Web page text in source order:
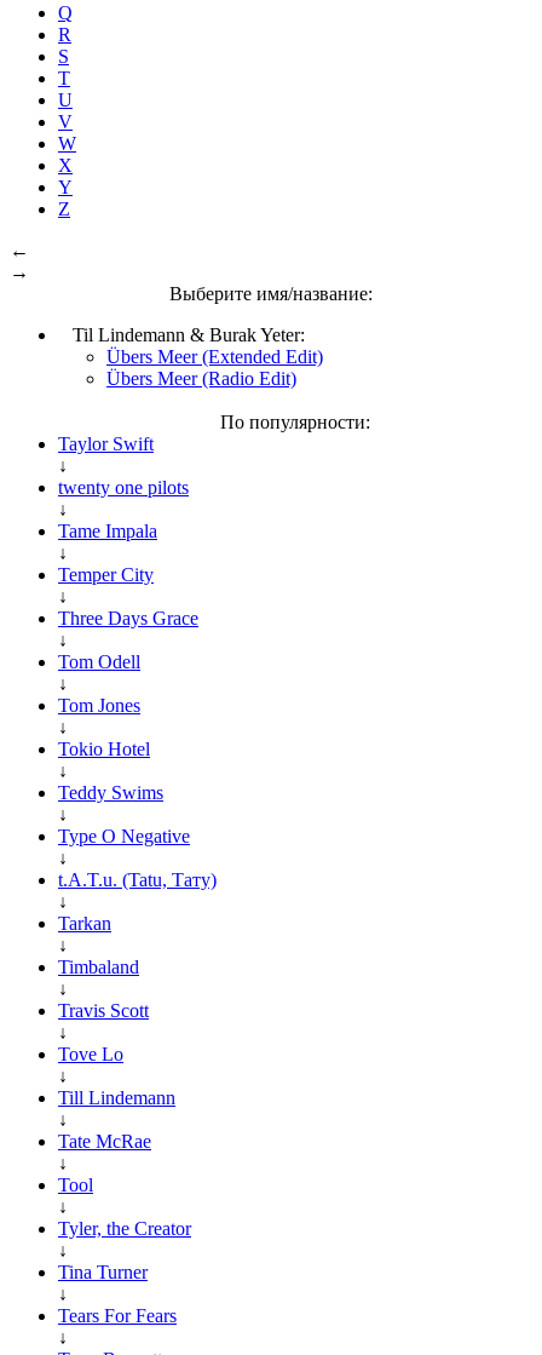
Q
R
S
T
U
V
W
X
Y
Z
←
→
Выберите имя/название:
Til Lindemann & Burak Yeter:
Übers Meer (Extended Edit)
Übers Meer (Radio Edit)
По популярности:
Taylor Swift
↓
twenty one pilots
↓
Tame Impala
↓
Temper City
↓
Three Days Grace
↓
Tom Odell
↓
Tom Jones
↓
Tokio Hotel
↓
Teddy Swims
↓
Type O Negative
↓
t.A.T.u. (Tatu, Тату)
↓
Tarkan
↓
Timbaland
↓
Travis Scott
↓
Tove Lo
↓
Till Lindemann
↓
Tate McRae
↓
Tool
↓
Tyler, the Creator
↓
Tina Turner
↓
Tears For Fears
↓